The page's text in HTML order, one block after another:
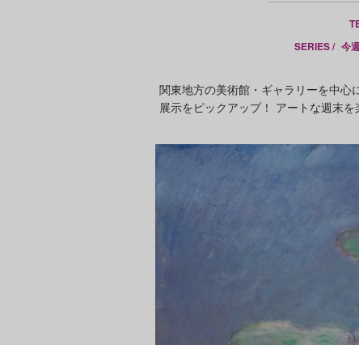
SERIES / 今
関東地方の美術館・ギャラリーを中心
展示をピックアップ！ アートな週末を